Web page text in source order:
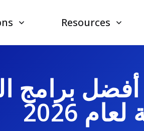
Resources
أفضل برامج
2026